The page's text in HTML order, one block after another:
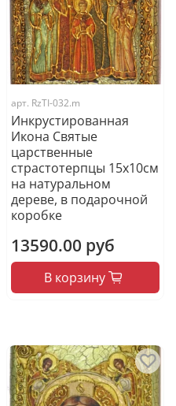
арт. RzTI-032.m
Инкрустированная
Икона Святые
царственные
страстотерпцы 15х10см
на натуральном
дереве, в подарочной
коробке
13590.00 руб
В корзину